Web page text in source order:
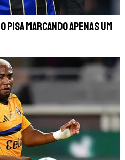
marcando apenas um